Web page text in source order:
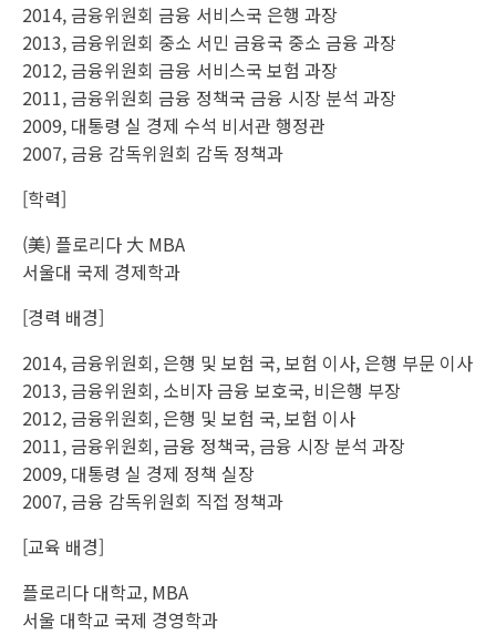
2014, 금융위원회 금융 서비스국 은행 과장
2013, 금융위원회 중소 서민 금융국 중소 금융 과장
2012, 금융위원회 금융 서비스국 보험 과장
2011, 금융위원회 금융 정책국 금융 시장 분석 과장
2009, 대통령 실 경제 수석 비서관 행정관
2007, 금융 감독위원회 감독 정책과
[학력]
(美) 플로리다 大 MBA
서울대 국제 경제학과
[경력 배경]
2014, 금융위원회, 은행 및 보험 국, 보험 이사, 은행 부문 이사
2013, 금융위원회, 소비자 금융 보호국, 비은행 부장
2012, 금융위원회, 은행 및 보험 국, 보험 이사
2011, 금융위원회, 금융 정책국, 금융 시장 분석 과장
2009, 대통령 실 경제 정책 실장
2007, 금융 감독위원회 직접 정책과
[교육 배경]
플로리다 대학교, MBA
서울 대학교 국제 경영학과